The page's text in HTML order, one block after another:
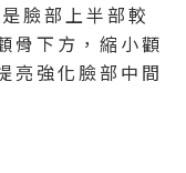
臉部上半部較
骨下方，縮小顴
亮強化臉部中間